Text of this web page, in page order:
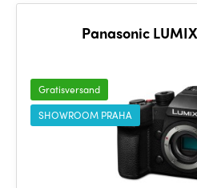
Panasonic
Gratisversand
SHOWROOM PRAHA